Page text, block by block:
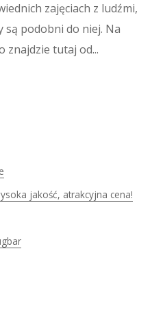
zajęciach z ludźmi,
są podobni do niej. Na
znajdzie tutaj od...
jakość, atrakcyjna cena!